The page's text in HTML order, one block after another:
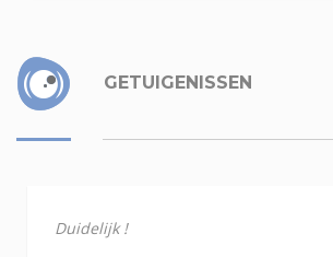
GETUIGENISSEN
Duidelijk !